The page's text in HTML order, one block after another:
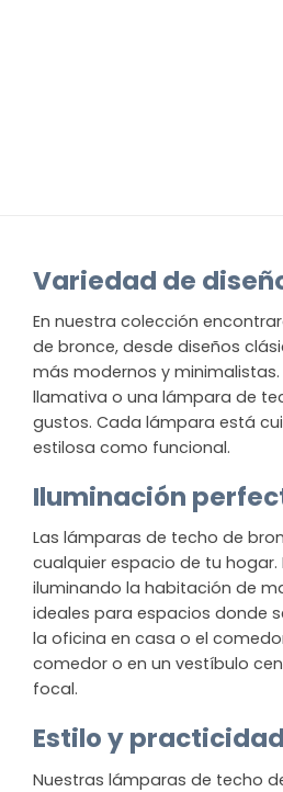
Variedad de
En nuestra colección
de bronce, desde diseños
más modernos y
llamativa o una lámpara de
gustos. Cada lámpara está
estilosa como funcional.
Iluminación
Las lámparas de techo de
cualquier espacio de tu
iluminando la habitación de
ideales para espacios donde
la oficina en casa o el
comedor o en un vestíbulo
focal.
Estilo y practicidad
Nuestras lámparas de techo